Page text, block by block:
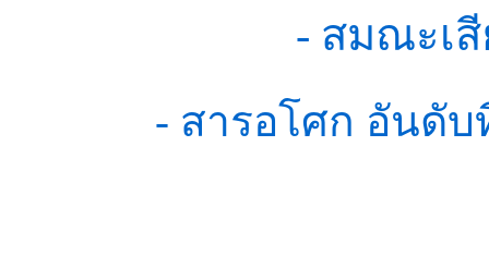
- สมณะเ
- สารอโศก อันดั